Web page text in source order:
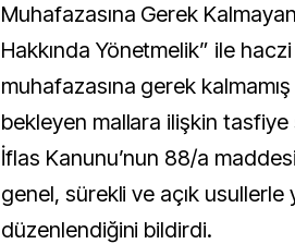
Muhafazasına Gerek
Hakkında Yönetmelik” ile haczi
muhafazasına gerek
bekleyen mallara ilişkin
İflas Kanunu’nun 88/a
genel, sürekli ve açık usullerle
düzenlendiğini bildirdi.